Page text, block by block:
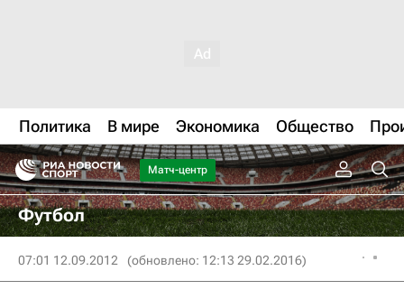
Политика В мире Экономика Общество
Матч-центр
Футбол
07:01 12.09.2012 (обновлено: 12:13 29.02.2016)